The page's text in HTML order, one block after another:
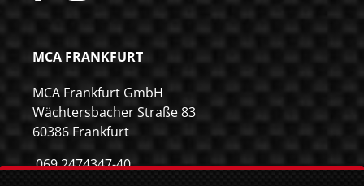
MCA FRANKFURT
MCA Frankfurt GmbH
Wächtersbacher Straße 83
60386 Frankfurt
069 2474347-40